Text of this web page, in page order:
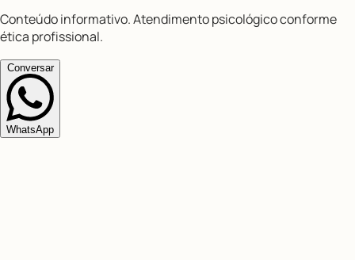
Conteúdo informativo. Atendimento psicológico conforme
ética profissional.
Conversar
WhatsApp